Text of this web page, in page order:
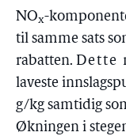
NOx-
til samme sats
rabatten. Dette
laveste
g/kg samtidig
Økningen i